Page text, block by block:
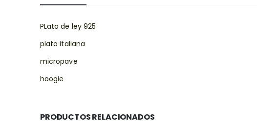
PLata de ley 925
plata italiana
micropave
hoogie
PRODUCTOS RELACIONADOS